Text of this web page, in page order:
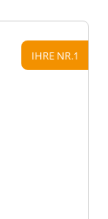
IHRE NR.1